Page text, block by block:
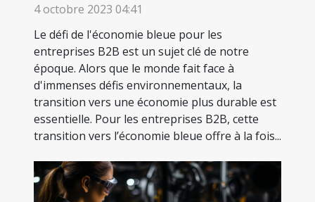
4 octobre 2023 04:41
Le défi de l'économie bleue pour les
entreprises B2B est un sujet clé de notre
époque. Alors que le monde fait face à
d'immenses défis environnementaux, la
transition vers une économie plus durable est
essentielle. Pour les entreprises B2B, cette
transition vers l’économie bleue offre à la fois...